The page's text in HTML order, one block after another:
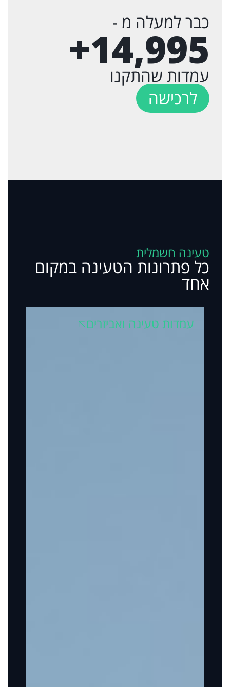
כבר למעלה מ -
15,000
+
עמדות שהתקנו
לרכישה
טעינה חשמלית
כל פתרונות הטעינה במקום
אחד
עמדות טעינה ואביזרים